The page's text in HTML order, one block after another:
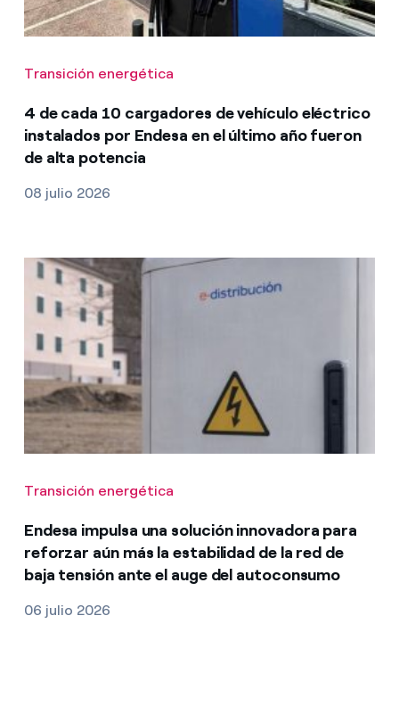
Transición energética
4 de cada 10 cargadores de vehículo eléctrico
instalados por Endesa en el último año fueron
de alta potencia
08 julio 2026
Transición energética
Endesa impulsa una solución innovadora para
reforzar aún más la estabilidad de la red de
baja tensión ante el auge del autoconsumo
06 julio 2026